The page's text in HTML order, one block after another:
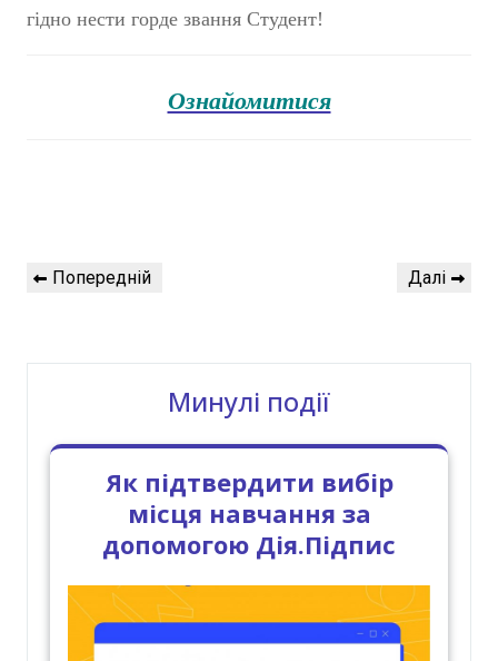
гідно нести горде звання Студент!
Ознайомитися
Навігація
записів
Попередній
Попередній
Наступний
Далі
Минулі події
Як підтвердити вибір
місця навчання за
допомогою Дія.Підпис